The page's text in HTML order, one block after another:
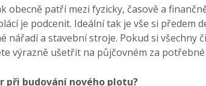
obecně patří mezi fyzicky, časově a
je podcenit. Ideální tak je vše si předem
nářadí a stavební stroje. Pokud si všechny
výrazně ušetřit na půjčovném za
při budování nového plotu?